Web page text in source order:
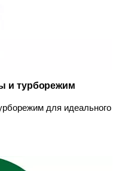
и турборежим
для идеального